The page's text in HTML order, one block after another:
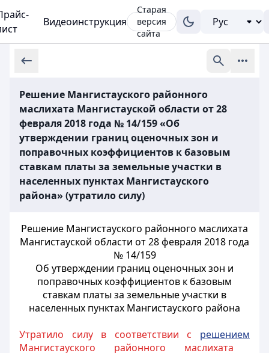
Видеоинструкция
Старая
версия
сайта
Решение Мангистауского районного
маслихата Мангистауской области от 28
февраля 2018 года № 14/159 «Об
утверждении границ оценочных зон и
поправочных коэффициентов к базовым
ставкам платы за земельные участки в
населенных пунктах Мангистауского
района» (утратило силу)
Решение Мангистауского районного маслихата
Мангистауской области от 28 февраля 2018 года
№ 14/159
Об утверждении границ оценочных зон и
поправочных коэффициентов к базовым
ставкам платы за земельные участки в
населенных пунктах Мангистауского района
Утратило силу в соответствии с решением
Мангистауского районного маслихата